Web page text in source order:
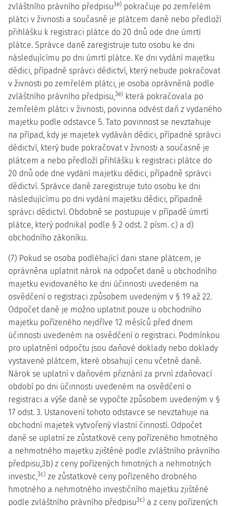
zvláštního právního předpisu3e) pokračuje po zemřelém
plátci v živnosti a současně je plátcem daně nebo předloží
přihlášku k registraci plátce do 20 dnů ode dne úmrtí
plátce. Správce daně zaregistruje tuto osobu ke dni
následujícímu po dni úmrtí plátce. Ke dni vydání majetku
dědici, případně správci dědictví, který nebude pokračovat
v živnosti po zemřelém plátci, je osoba oprávněná podle
zvláštního právního předpisu,3e) která pokračovala po
zemřelém plátci v živnosti, povinna odvést daň z vydaného
majetku podle odstavce 5. Tato povinnost se nevztahuje
na případ, kdy je majetek vydáván dědici, případně správci
dědictví, který bude pokračovat v živnosti a současně je
plátcem a nebo předloží přihlášku k registraci plátce do
20 dnů ode dne vydání majetku dědici, případně správci
dědictví. Správce daně zaregistruje tuto osobu ke dni
následujícímu po dni vydání majetku dědici, případně
správci dědictví. Obdobně se postupuje v případě úmrtí
plátce, který podnikal podle § 2 odst. 2 písm. c) a d)
obchodního zákoníku.
(7) Pokud se osoba podléhající dani stane plátcem, je
oprávněna uplatnit nárok na odpočet daně u obchodního
majetku evidovaného ke dni účinnosti uvedeném na
osvědčení o registraci způsobem uvedeným v § 19 až 22.
Odpočet daně je možno uplatnit pouze u obchodního
majetku pořízeného nejdříve 12 měsíců před dnem
účinnosti uvedeném na osvědčení o registraci. Podmínkou
pro uplatnění odpočtu jsou daňové doklady nebo doklady
vystavené plátcem, které obsahují cenu včetně daně.
Nárok se uplatní v daňovém přiznání za první zdaňovací
období po dni účinnosti uvedeném na osvědčení o
registraci a výše daně se vypočte způsobem uvedeným v §
17 odst. 3. Ustanovení tohoto odstavce se nevztahuje na
obchodní majetek vytvořený vlastní činností. Odpočet
daně se uplatní ze zůstatkové ceny pořízeného hmotného
a nehmotného majetku zjištěné podle zvláštního právního
předpisu,3b) z ceny pořízených hmotných a nehmotných
investic,3c) ze zůstatkové ceny pořízeného drobného
hmotného a nehmotného investičního majetku zjištěné
podle zvláštního právního předpisu3c) a z ceny pořízených